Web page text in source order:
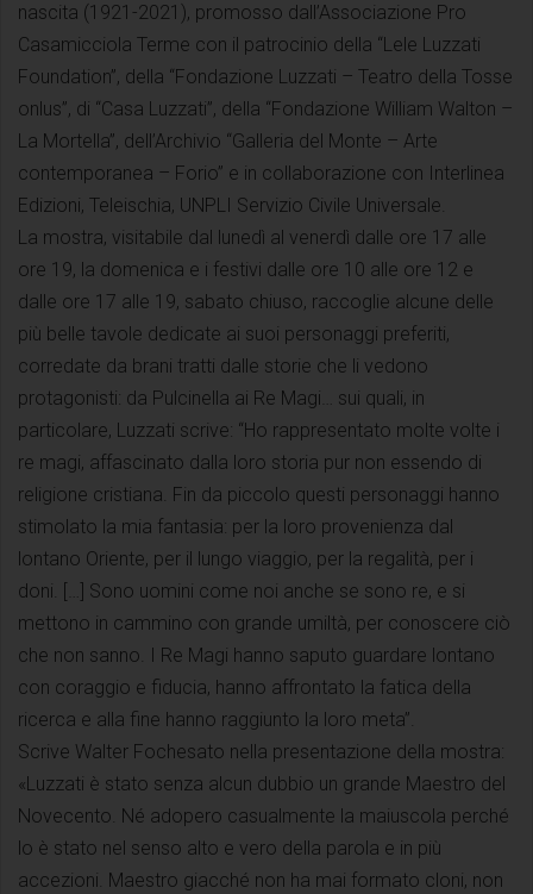
nascita (1921-2021), promosso dall’Associazione Pro
Casamicciola Terme con il patrocinio della “Lele Luzzati
Foundation”, della “Fondazione Luzzati – Teatro della Tosse
onlus”, di “Casa Luzzati”, della “Fondazione William Walton –
La Mortella”, dell’Archivio “Galleria del Monte – Arte
contemporanea – Forio” e in collaborazione con Interlinea
Edizioni, Teleischia, UNPLI Servizio Civile Universale.
La mostra, visitabile dal lunedì al venerdì dalle ore 17 alle
ore 19, la domenica e i festivi dalle ore 10 alle ore 12 e
dalle ore 17 alle 19, sabato chiuso, raccoglie alcune delle
più belle tavole dedicate ai suoi personaggi preferiti,
corredate da brani tratti dalle storie che li vedono
protagonisti: da Pulcinella ai Re Magi… sui quali, in
particolare, Luzzati scrive: “Ho rappresentato molte volte i
re magi, affascinato dalla loro storia pur non essendo di
religione cristiana. Fin da piccolo questi personaggi hanno
stimolato la mia fantasia: per la loro provenienza dal
lontano Oriente, per il lungo viaggio, per la regalità, per i
doni. […] Sono uomini come noi anche se sono re, e si
mettono in cammino con grande umiltà, per conoscere ciò
che non sanno. I Re Magi hanno saputo guardare lontano
con coraggio e fiducia, hanno affrontato la fatica della
ricerca e alla fine hanno raggiunto la loro meta”.
Scrive Walter Fochesato nella presentazione della mostra:
«Luzzati è stato senza alcun dubbio un grande Maestro del
Novecento. Né adopero casualmente la maiuscola perché
lo è stato nel senso alto e vero della parola e in più
accezioni. Maestro giacché non ha mai formato cloni, non